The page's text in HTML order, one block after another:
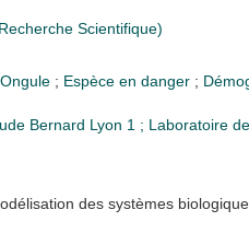
Scientifique)
Ongule ; Espèce en danger ;
Bernard Lyon 1 ; Laboratoire
des systèmes